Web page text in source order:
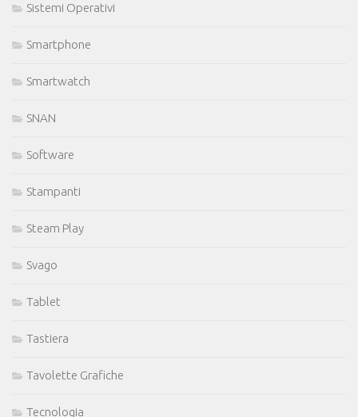
Sistemi Operativi
Smartphone
Smartwatch
SNAN
Software
Stampanti
Steam Play
Svago
Tablet
Tastiera
Tavolette Grafiche
Tecnologia